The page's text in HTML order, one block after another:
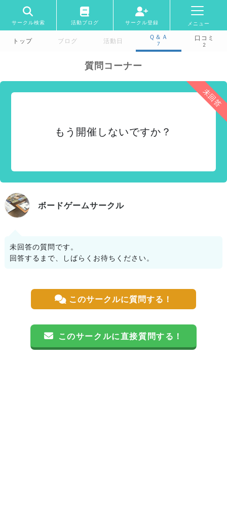
サークル検索 活動ブログ サークル登録 メニュー
トップ ブログ 活動日
Ｑ＆Ａ
7
口コミ
2
質問コーナー
未回答
もう開催しないですか？
ボードゲームサークル
未回答の質問です。
回答するまで、しばらくお待ちください。
このサークルに質問する！
このサークルに直接質問する！